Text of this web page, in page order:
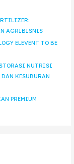
AGRIBISNIS
ELEVENT TO BE
NUTRISI
KESUBURAN
PREMIUM